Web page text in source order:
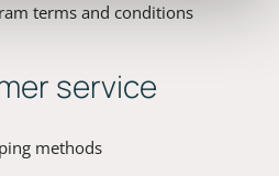
terms and conditions
service
methods